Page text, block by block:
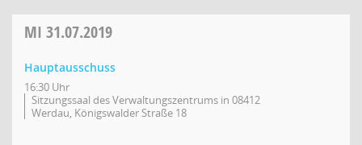
MI 31.07.2019
Hauptausschuss
16:30 Uhr
Sitzungssaal des Verwaltungszentrums in 08412
Werdau, Königswalder Straße 18